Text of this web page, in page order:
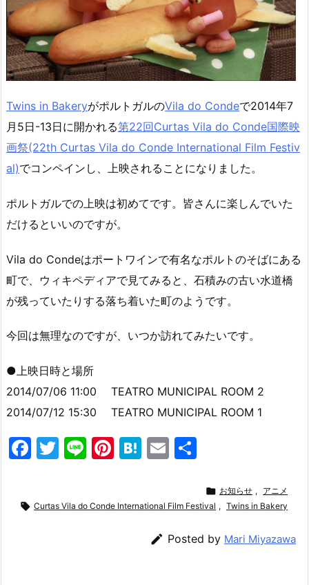
Twins in BakeryがポルトガルのVila do Condeで2014年7
月5日-13日に開かれる第22回Curtas Vila do Conde国際映
画祭(22th Curtas Vila do Conde International Film Festiv
al)でコンペインし、上映されることになりました。
ポルトガルでの上映は初めてです。皆さんに楽しんでいた
だけるといいのですが。
Vila do Condeはポートワインで有名なポルトのそばにある
町で、ウィキペディアで見てみると、石積みの古い水道橋
が残っていたりする落ち着いた町のようです。
今回は無理なのですが、いつか訪れてみたいです。
●上映日時と場所
2014/07/06 11:00 TEATRO MUNICIPAL ROOM 2
2014/07/12 15:30 TEATRO MUNICIPAL ROOM 1
F
e
T
er
Li Pi
e
H
n
a
E
l
 お知らせ , アニメ
 Curtas Vila do Conde International Film Festival , Twins in Bakery
 Posted by Mari Miyazawa